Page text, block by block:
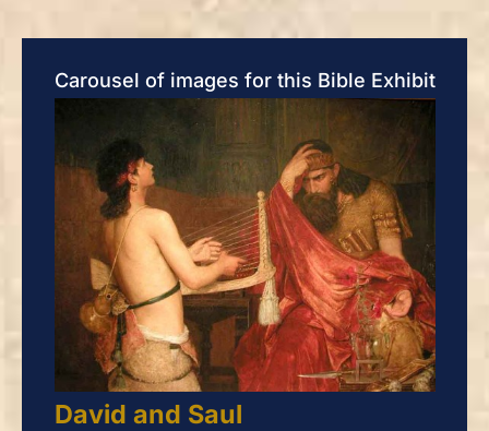
Carousel of images for this Bible Exhibit
David and Saul